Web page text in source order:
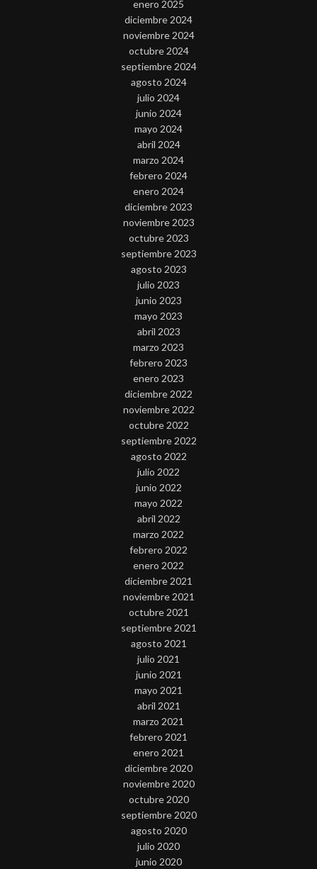
enero 2025
diciembre 2024
noviembre 2024
octubre 2024
septiembre 2024
agosto 2024
julio 2024
junio 2024
mayo 2024
abril 2024
marzo 2024
febrero 2024
enero 2024
diciembre 2023
noviembre 2023
octubre 2023
septiembre 2023
agosto 2023
julio 2023
junio 2023
mayo 2023
abril 2023
marzo 2023
febrero 2023
enero 2023
diciembre 2022
noviembre 2022
octubre 2022
septiembre 2022
agosto 2022
julio 2022
junio 2022
mayo 2022
abril 2022
marzo 2022
febrero 2022
enero 2022
diciembre 2021
noviembre 2021
octubre 2021
septiembre 2021
agosto 2021
julio 2021
junio 2021
mayo 2021
abril 2021
marzo 2021
febrero 2021
enero 2021
diciembre 2020
noviembre 2020
octubre 2020
septiembre 2020
agosto 2020
julio 2020
junio 2020